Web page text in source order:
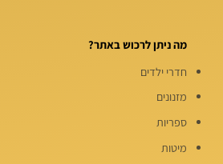
מה ניתן לרכוש באתר?
חדרי ילדים
מזנונים
ספריות
מיטות